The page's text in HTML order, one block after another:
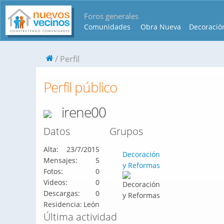
Foros generales
Comunidades Obra Nueva
Perfil
Perfil público
irene00
Datos
Alta:
23/7/2015
Mensajes:
5
Fotos:
0
Videos:
0
Descargas:
0
Residencia: León
Grupos
Decoración
y Reformas
Última actividad